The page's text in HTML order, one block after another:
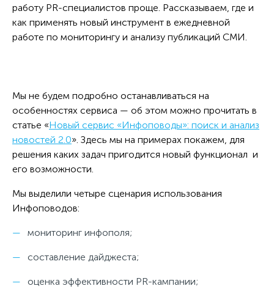
работу PR-специалистов проще. Рассказываем, где и
как применять новый инструмент в ежедневной
работе по мониторингу и анализу публикаций СМИ.
Мы не будем подробно останавливаться на
особенностях сервиса — об этом можно прочитать в
статье «Новый сервис «Инфоповоды»: поиск и анализ
новостей 2.0». Здесь мы на примерах покажем, для
решения каких задач пригодится новый функционал и
его возможности.
Мы выделили четыре сценария использования
Инфоповодов:
мониторинг инфополя;
составление дайджеста;
оценка эффективности PR-кампании;